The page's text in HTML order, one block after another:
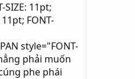
SIZE: 11pt;
FONT-
style="FONT-
phải muốn
phe phái